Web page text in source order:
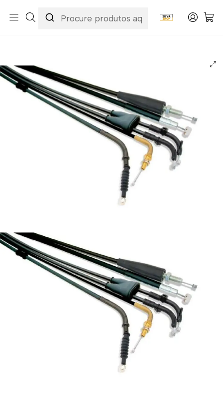
Acessórios & Personalização
Cabos
Cabos de Embraiagem
Cabo de Embraiagem Honda VF 750 C Shadow 1994-1999